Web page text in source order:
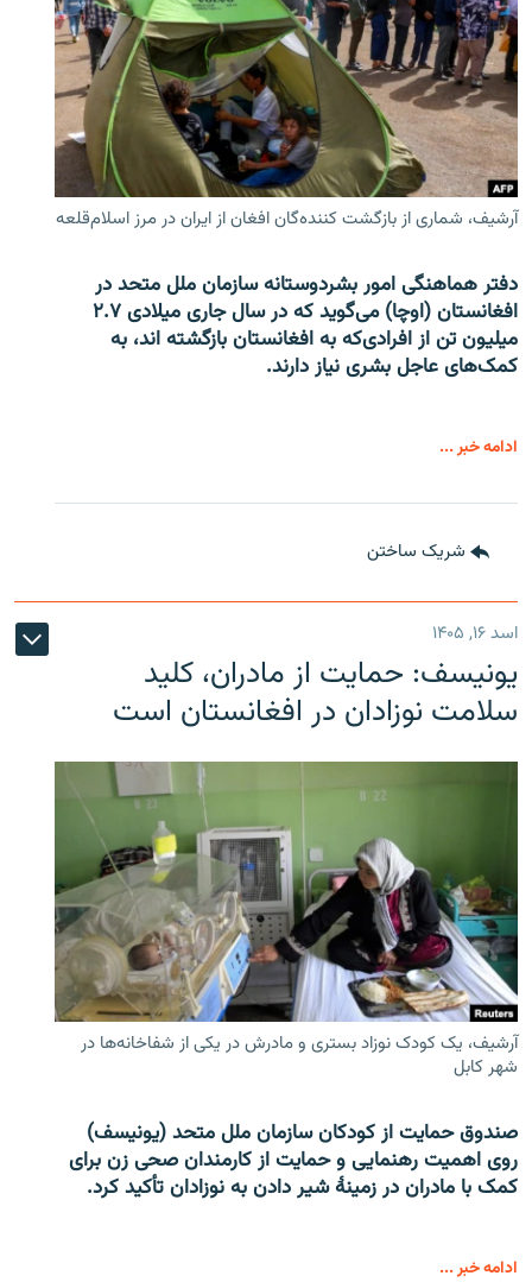
آرشیف، شماری از بازگشت کننده‌گان افغان از ایران در مرز اسلام‌قلعه
دفتر هماهنگی امور بشردوستانه سازمان ملل متحد در
افغانستان (اوچا) می‌گوید که در سال جاری میلادی ۲.۷
میلیون تن از افرادی‌که به افغانستان بازگشته اند، به
کمک‌های عاجل بشری نیاز دارند.
ادامه خبر ...
شریک ساختن
اسد ۱۶, ۱۴۰۵
یونیسف: حمایت از مادران، کلید
سلامت نوزادان در افغانستان است
آرشیف، یک کودک نوزاد بستری و مادرش در یکی از شفاخانه‌ها در
شهر کابل
صندوق حمایت از کودکان سازمان ملل متحد (یونیسف)
روی اهمیت رهنمایی و حمایت از کارمندان صحی زن برای
کمک با مادران در زمینۀ شیر دادن به نوزادان تأکید کرد.
ادامه خبر ...